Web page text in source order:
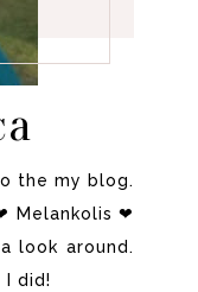
the my blog.
Melankolis ❤
look around.
I did!